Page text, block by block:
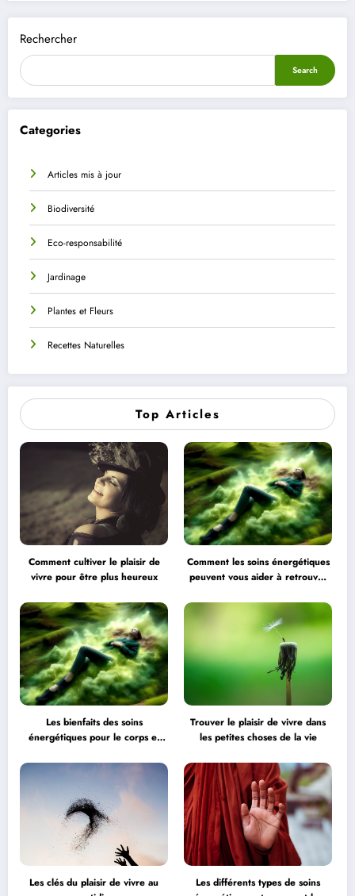
Rechercher
Search
Categories
Articles mis à jour
Biodiversité
Eco-responsabilité
Jardinage
Plantes et Fleurs
Recettes Naturelles
Top Articles
Comment cultiver le plaisir de
vivre pour être plus heureux
Comment les soins énergétiques
peuvent vous aider à retrouver
Les bienfaits des soins
énergétiques pour le corps et
Trouver le plaisir de vivre dans
les petites choses de la vie
Les clés du plaisir de vivre au
Les différents types de soins